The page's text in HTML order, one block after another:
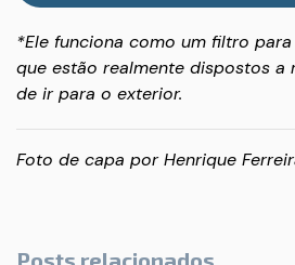
*Ele funciona como um filtro
que estão realmente dispostos a
de ir para o exterior.
Foto de capa porHenrique
Posts relacionados